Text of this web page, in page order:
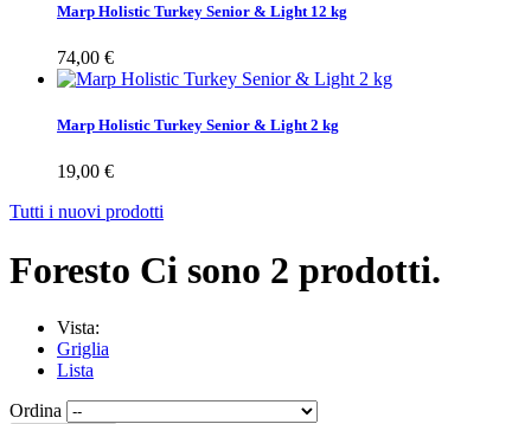
Marp Holistic Turkey Senior & Light 12 kg
74,00 €
Marp Holistic Turkey Senior & Light 2 kg
19,00 €
Tutti i nuovi prodotti
Foresto Ci sono 2 prodotti.
Vista:
Griglia
Lista
Ordina